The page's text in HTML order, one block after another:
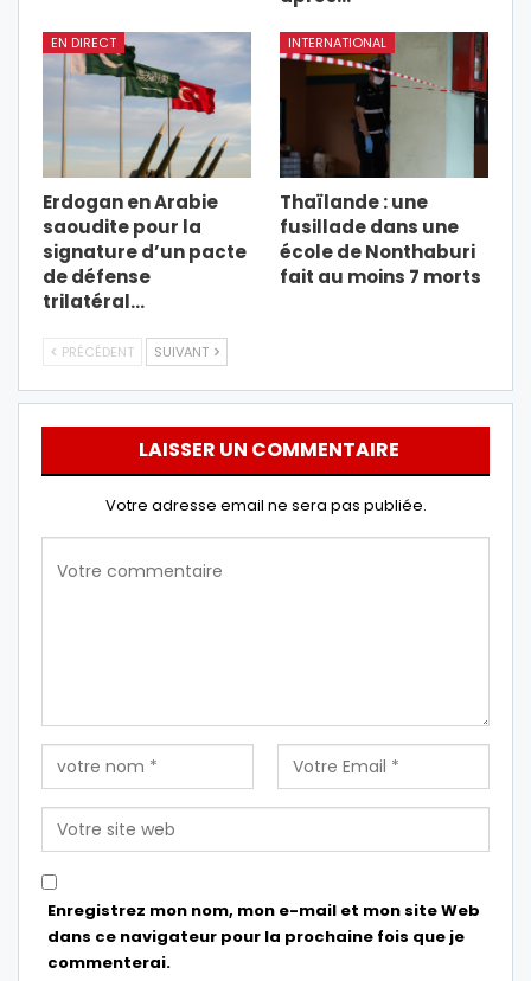
EN DIRECT
Erdogan en Arabie
saoudite pour la
signature d’un pacte
de défense
trilatéral…
INTERNATIONAL
Thaïlande : une
fusillade dans une
école de Nonthaburi
fait au moins 7 morts
PRÉCÉDENT SUIVANT
LAISSER UN COMMENTAIRE
Votre adresse email ne sera pas publiée.
Enregistrez mon nom, mon e-mail et mon site Web
dans ce navigateur pour la prochaine fois que je
commenterai.